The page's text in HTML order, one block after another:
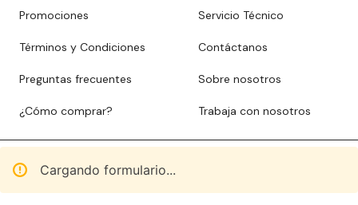
Promociones
Términos y Condiciones
Preguntas frecuentes
¿Cómo comprar?
Servicio Técnico
Contáctanos
Sobre nosotros
Trabaja con nosotros
Cargando formulario...